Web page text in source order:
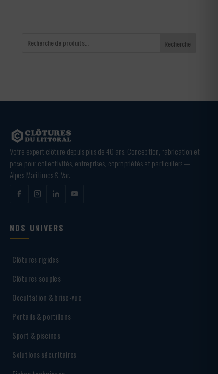
Recherche
Votre expert clôture depuis plus de 40 ans. Conception, fabrication et
pose pour collectivités, entreprises, copropriétés et particuliers —
Alpes-Maritimes & Var.
NOS UNIVERS
Clôtures rigides
Clôtures souples
Occultation & brise-vue
Portails & portillons
Sport & piscines
Solutions sécuritaires